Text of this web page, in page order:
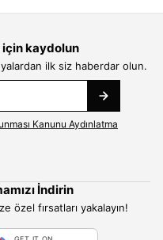
için kaydolun
ilk siz haberdar olun.
Kanunu Aydınlatma
İndirin
özel fırsatları yakalayın!